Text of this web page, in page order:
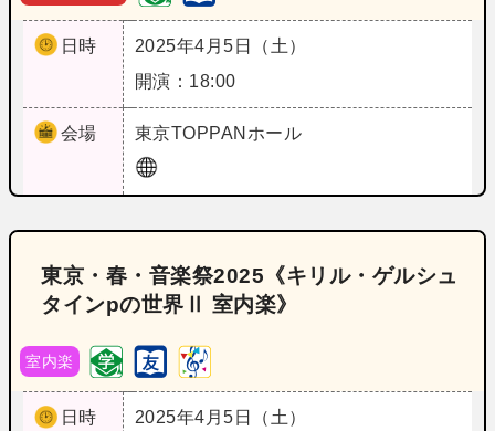
日時
2025年4月5日（土）
開演：18:00
会場 東京TOPPANホール
東京・春・音楽祭2025《キリル・ゲルシュ
タインpの世界Ⅱ 室内楽》
室内楽
日時
2025年4月5日（土）